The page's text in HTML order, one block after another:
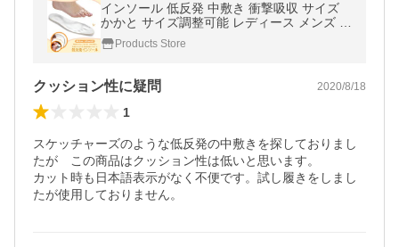
インソール 低反発 中敷き 衝撃吸収 サイズ
かかと サイズ調整可能 レディース メンズ 2
3.5cm〜27cm 送料無料 PK1-40
Products Store
クッション性に疑問 2020/8/18
1
スケッチャーズのような低反発の中敷きを探しておりまし
たが　この商品はクッション性は低いと思います。
カット時も日本語表示がなく不便です。試し履きをしまし
たが使用しておりません。